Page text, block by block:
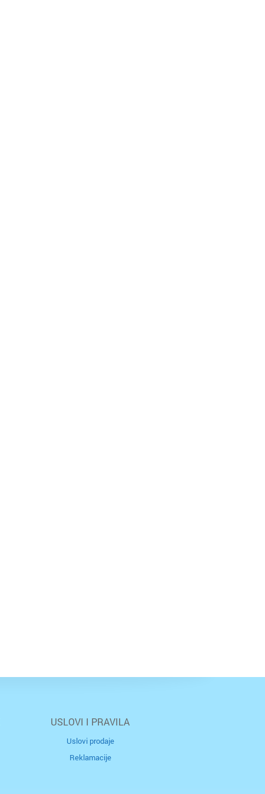
USLOVI I PRAVILA
Uslovi prodaje
Reklamacije